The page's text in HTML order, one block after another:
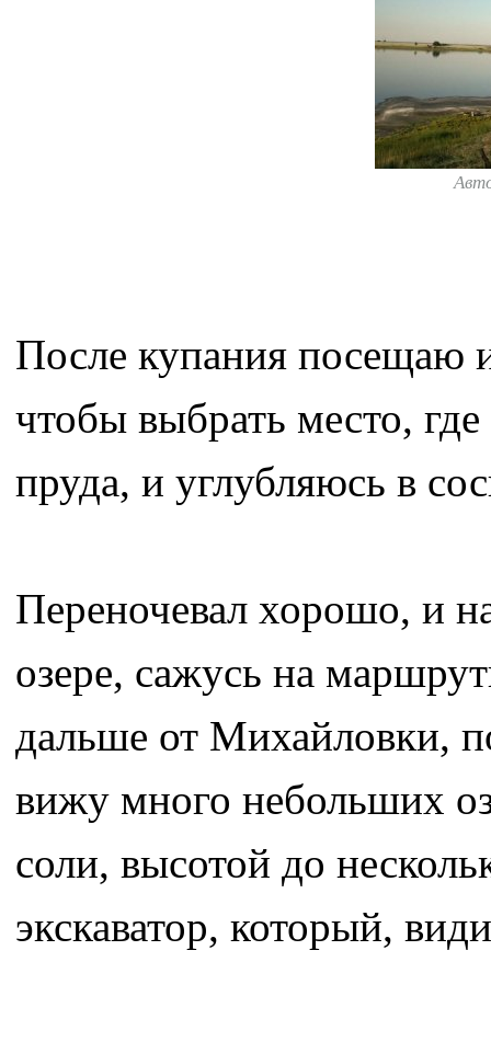
После купания посещаю
чтобы выбрать место,
пруда, и углубляюсь в
Переночевал хорошо, и
озере, сажусь на
дальше от Михайловки,
вижу много небольших
соли, высотой до
экскаватор, который,